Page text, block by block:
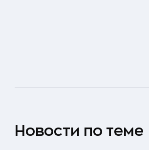
Новости по теме